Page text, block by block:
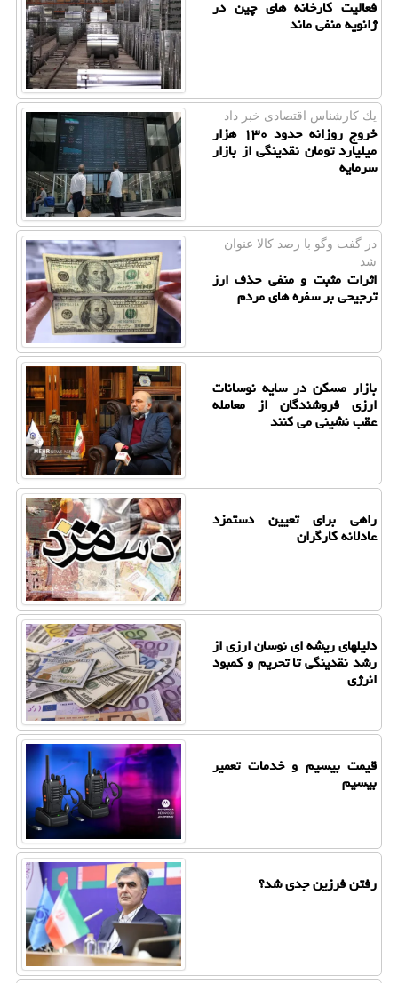
فعالیت کارخانه های چین در
ژانویه منفی ماند
یك كارشناس اقتصادی خبر داد
خروج روزانه حدود ۱۳۰ هزار
میلیارد تومان نقدینگی از بازار
سرمایه
در گفت وگو با رصد كالا عنوان
شد
اثرات مثبت و منفی حذف ارز
ترجیحی بر سفره های مردم
بازار مسکن در سایه نوسانات
ارزی فروشندگان از معامله
عقب نشینی می کنند
راهی برای تعیین دستمزد
عادلانه کارگران
دلیلهای ریشه ای نوسان ارزی از
رشد نقدینگی تا تحریم و کمبود
انرژی
قیمت بیسیم و خدمات تعمیر
بیسیم
رفتن فرزین جدی شد؟